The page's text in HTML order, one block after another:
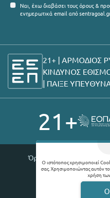
Ο ιστότοπος χρησιμοποιεί
σας. Χρησιμοποιώντας αυτόν
χρήση
Ναι, έχω διαβάσει τους όρους &
ενημερωτικά email από
21+ | ΑΡΜΟΔΙΟΣ
ΚΙΝΔΥΝΟΣ
| ΠΑΙΞΕ
21+
Όροι χρήσης |
© 2026
Developed by